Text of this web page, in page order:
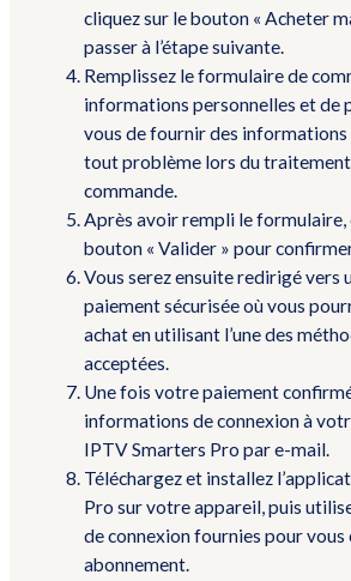
cliquez sur le bouton « Acheter
passer à l’étape suivante.
Remplissez le formulaire de
informations personnelles et de
vous de fournir des
tout problème lors du
commande.
Après avoir rempli le formulaire,
bouton « Valider » pour
Vous serez ensuite redirigé vers
paiement sécurisée où vous
achat en utilisant l’une des
acceptées.
Une fois votre paiement
informations de connexion à
IPTV Smarters Pro par e-mail.
Téléchargez et installez
Pro sur votre appareil, puis
de connexion fournies pour
abonnement.